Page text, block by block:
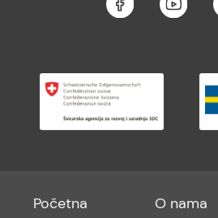
Footer
Početna
Footer
O nama